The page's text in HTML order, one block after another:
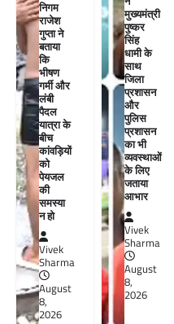
निगम
राजेश
गुप्ता ने
बताया
कि
भीषण
गर्मी और
लंबी
पैदल
यात्रा के
बीच
कांवड़ियों
को
पेयजल
की
समस्या
न हो
Vivek
Sharma
August
8,
2026
मुख्यमंत्री
पुष्कर
सिंह
धामी के
साथ
जिला
प्रशासन
और
पुलिस
प्रशासन
का भी
व्यवस्थाओं
के लिए
जताया
आभार
Vivek
Sharma
August
8,
2026